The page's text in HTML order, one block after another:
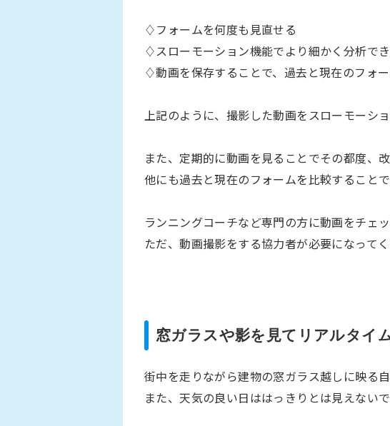
♢フォームを何度も見直せる
♢スローモーション機能でより細かく分析で
♢動画を保存することで、過去と現在のフォ
上記のように、撮影した動画をスローモーシ
また、定期的に動画を見ることでその都度、
他にも過去と現在のフォームを比較すること
ランニングコーチなど専門の方に動画をチェ
ただ、動画撮影をする協力者が必要になって
窓ガラスや影を見てリアルタイ
街中を走りながら建物の窓ガラス越しに映る
また、天気の良い日ははっきりとは見えない